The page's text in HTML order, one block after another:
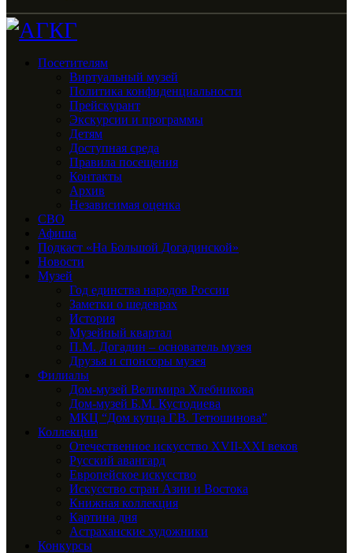
Посетителям
Виртуальный музей
Политика конфиденциальности
Прейскурант
Экскурсии и программы
Детям
Доступная среда
Правила посещения
Контакты
Архив
Независимая оценка
СВО
Афиша
Подкаст «На Большой Догадинской»
Новости
Музей
Год единства народов России
Заметки о шедеврах
История
Музейный квартал
П.М. Догадин – основатель музея
Друзья и спонсоры музея
Филиалы
Дом-музей Велимира Хлебникова
Дом-музей Б.М. Кустодиева
МКЦ “Дом купца Г.В. Тетюшинова”
Коллекции
Отечественное искусство XVII-XXI веков
Русский авангард
Европейское искусство
Искусство стран Азии и Востока
Книжная коллекция
Картина дня
Астраханские художники
Конкурсы